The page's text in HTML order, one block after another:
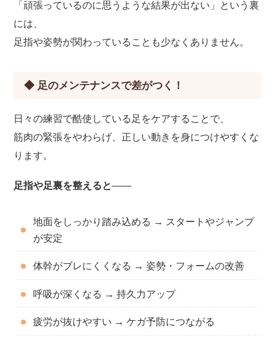
「頑張っているのに思うような結果が出ない」という裏
には、
足指や姿勢が関わっていることも少なくありません。
◆ 足のメンテナンスで差がつく！
日々の練習で酷使している足をケアすることで、
筋肉の緊張をやわらげ、正しい動きを身につけやすくな
ります。
足指や足裏を整えると――
地面をしっかり踏み込める → スタートやジャンプ
が安定
体幹がブレにくくなる → 姿勢・フォームの改善
呼吸が深くなる → 持久力アップ
疲労が抜けやすい → ケガ予防につながる